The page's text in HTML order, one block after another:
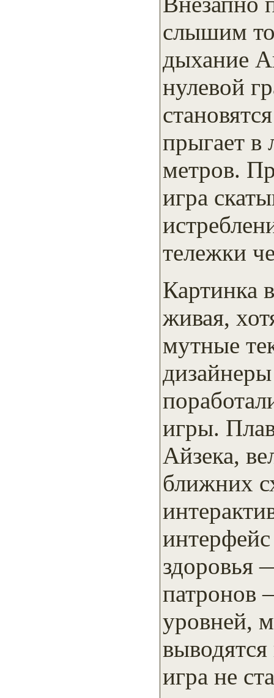
слышим
дыхание
нулевой
прыгает в
метров.
игра
тележки
Картинка
живая,
мутные
игры.
Айзека,
ближних
здоровья
патронов
уровней,
игра не